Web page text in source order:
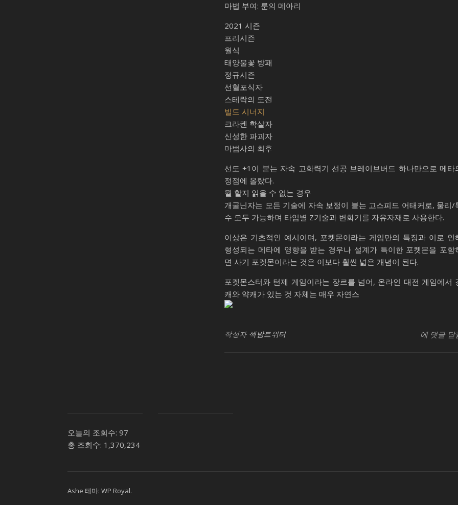
마법 부여: 룬의 메아리
2021 시즌
프리시즌
월식
태양불꽃 방패
정규시즌
선혈포식자
스테락의 도전
빌드 시너지
크라켄 학살자
신성한 파괴자
마법사의 최후
선도 +1이 붙는 자속 고화력기 선공 브레이브버드 하나만으로 메타
정점에 올랐다.
뭘 할지 읽을 수 없는 경우
개굴닌자는 모든 기술에 자속 보정이 붙는 고스피드 어태커로, 물리/
수 모두 가능하며 타입별 Z기술과 변화기를 자유자재로 사용한다.
이상은 기초적인 예시이며, 포켓몬이라는 게임만의 특징과 이로 인
형성되는 메타에 영향을 받는 경우나 설계가 특이한 포켓몬을 포함
면 사기 포켓몬이라는 것은 이보다 훨씬 넓은 개념이 된다.
포켓몬스터와 턴제 게임이라는 장르를 넘어, 온라인 대전 게임에서
캐와 약캐가 있는 것 자체는 매우 자연스
빈
작성자 섹밤트위터 창업교육
에 댓글 닫
오늘의 조회수: 97
총 조회수: 1,370,234
Ashe 테마: WP Royal.